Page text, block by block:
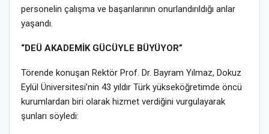
personelin çalışma ve başarılarının onurlandırıldığı anlar
yaşandı.
“DEÜ AKADEMİK GÜCÜYLE BÜYÜYOR”
Törende konuşan Rektör Prof. Dr. Bayram Yılmaz, Dokuz
Eylül Üniversitesi’nin 43 yıldır Türk yükseköğretimde öncü
kurumlardan biri olarak hizmet verdiğini vurgulayarak
şunları söyledi: